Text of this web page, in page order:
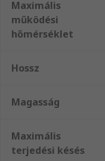
Maximális
működési
hőmérséklet
Hossz
Magasság
Maximális
terjedési késés